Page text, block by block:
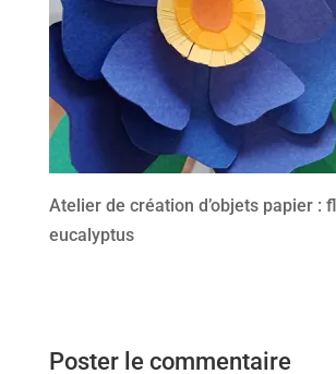
Atelier de création d’objets papier :
eucalyptus
Poster le commentaire